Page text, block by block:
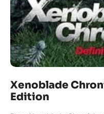
Xenoblade
Edition